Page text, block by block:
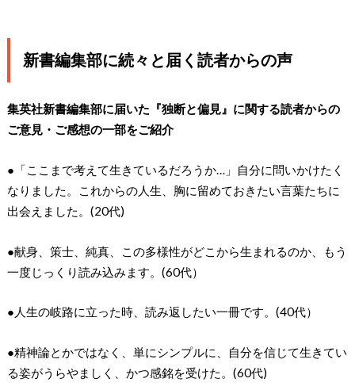
新書編集部に続々と届く読者からの声
集英社新書編集部に届いた『独断と偏見』に関する読者からの
ご意見・ご感想の一部をご紹介
●「ここまで考えて生きているだろうか…」自分に問いかけたく
なりました。これからの人生、胸に留めておきたい言葉たちに
出会えました。(20代)
●献身、策士、純真、この多様性がどこから生まれるのか、もう
一度じっくり読み込みます。(60代）
●人生の岐路に立った時、読み返したい一冊です。(40代）
●精神論とかではなく、単にシンプルに、自分を信じて生きてい
る姿がうらやましく、かつ感銘を受けた。(60代)